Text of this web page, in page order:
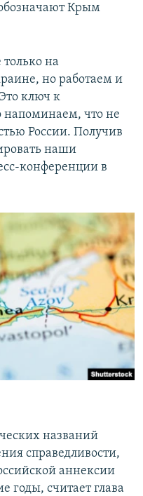
Крым
на
но работаем и
ключ к
что не
России. Получив
наши
конференции в
названий
справедливости,
аннексии
годы, считает глава